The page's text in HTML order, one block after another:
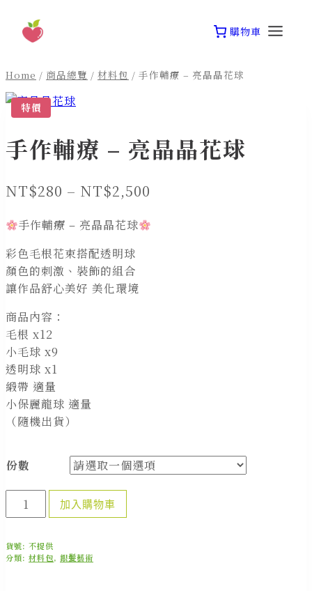
購物車
Home / 商品總覽 / 材料包 / 手作輔療 – 亮晶晶花球
特價
手作輔療 – 亮晶晶花球
NT$280 – NT$2,500
手作輔療 – 亮晶晶花球
彩色毛根花束搭配透明球
顏色的刺激、裝飾的組合
讓作品舒心美好 美化環境
商品內容：
毛根 x12
小毛球 x9
透明球 x1
緞帶 適量
小保麗龍球 適量
（隨機出貨）
份數
作
療
加入購物車
貨號: 不提供
分類: 材料包, 銀髪藝術